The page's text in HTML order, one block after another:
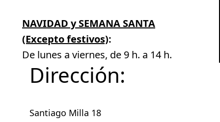
NAVIDAD y SEMANA SANTA
(Excepto festivos):
De lunes a viernes, de 9 h. a 14 h.
Dirección:
Santiago Milla 18